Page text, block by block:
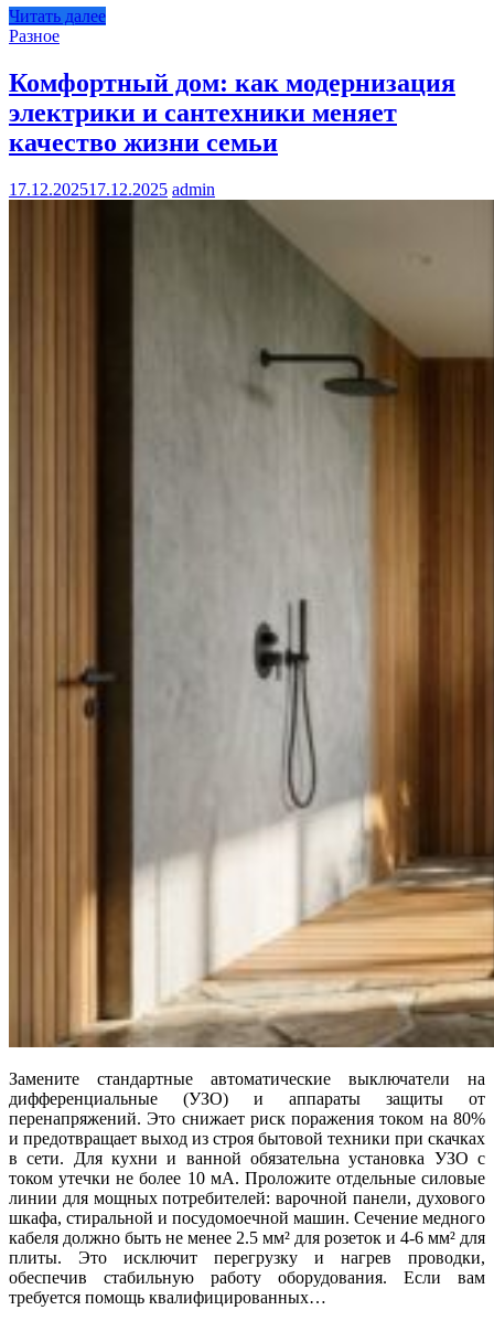
Читать далее
Разное
Комфортный дом: как модернизация
электрики и сантехники меняет
качество жизни семьи
17.12.202517.12.2025 admin
Замените стандартные автоматические выключатели на
дифференциальные (УЗО) и аппараты защиты от
перенапряжений. Это снижает риск поражения током на 80%
и предотвращает выход из строя бытовой техники при скачках
в сети. Для кухни и ванной обязательна установка УЗО с
током утечки не более 10 мА. Проложите отдельные силовые
линии для мощных потребителей: варочной панели, духового
шкафа, стиральной и посудомоечной машин. Сечение медного
кабеля должно быть не менее 2.5 мм² для розеток и 4-6 мм² для
плиты. Это исключит перегрузку и нагрев проводки,
обеспечив стабильную работу оборудования. Если вам
требуется помощь квалифицированных…